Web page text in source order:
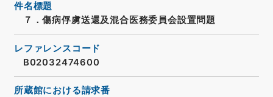
件名標題
７．傷病俘虜送還及混合医務委員会設置問題
レファレンスコード
B02032474600
所蔵館における請求番